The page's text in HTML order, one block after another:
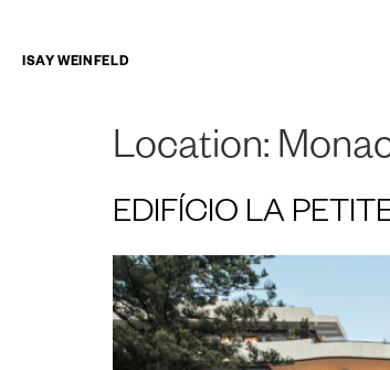
ISAY WEINFELD
Location:
EDIFÍCIO LA